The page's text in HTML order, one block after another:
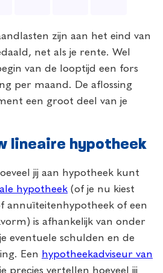
zijn aan het eind van
net als je rente. Wel
van de looptijd een fors
per maand. De aflossing
een groot deel van je
lineaire hypotheek
jij aan hypotheek kunt
hypotheek (of je nu kiest
annuïteitenhypotheek of een
is afhankelijk van onder
eventuele schulden en de
Een hypotheekadviseur van
precies vertellen hoeveel jij